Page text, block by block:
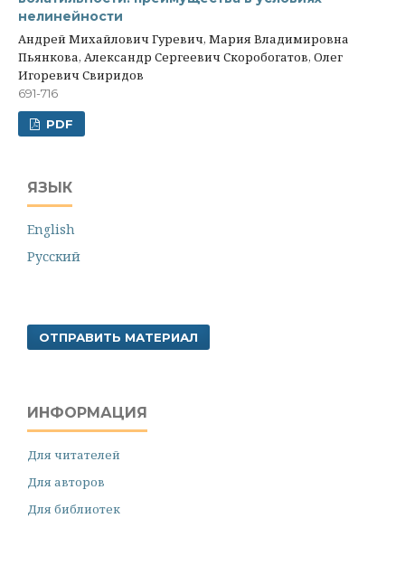
нелинейности
Андрей Михайлович Гуревич, Мария Владимировна
Пьянкова, Александр Сергеевич Скоробогатов, Олег
Игоревич Свиридов
691-716
PDF
ЯЗЫК
English
Русский
ОТПРАВИТЬ МАТЕРИАЛ
ИНФОРМАЦИЯ
Для читателей
Для авторов
Для библиотек